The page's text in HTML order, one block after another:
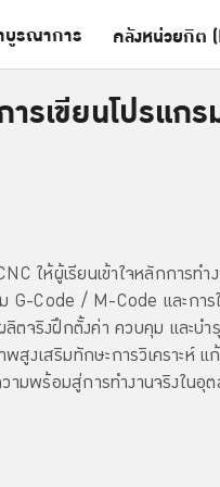
บูรณาการ คลังหน่วยกิต
รเขียนโปรแกร
ให้ผู้เรียนเข้าใจหลักการทำ
G-Code / M-Code และกา
จริงฝึกตั้งค่า ควบคุม และบำ
สูงเสริมทักษะการวิเคราะห์ แ
ามพร้อมสู่การทำงานจริงใน